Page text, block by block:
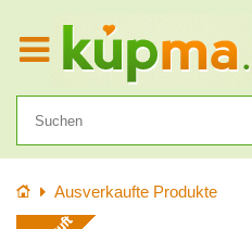
StartseiteAusverkaufte Produkte